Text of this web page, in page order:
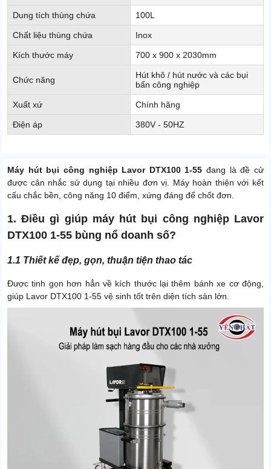
Dung tích thùng chứa 100L
Chất liệu thùng chứa Inox
Kích thước máy 700 x 900 x 2030mm
Chức năng
Hút khô / hút nước và các bụi
bẩn công nghiệp
Xuất xứ Chính hãng
Điện áp 380V - 50HZ
Máy hút bụi công nghiệp Lavor DTX100 1-55đang là đề cử
được cân nhắc sử dụng tại nhiều đơn vị. Máy hoàn thiện với kết
cấu chắc bền, công năng 10 điểm, xứng đáng để chốt đơn.
1. Điều gì giúp máy hút bụi công nghiệp Lavor
DTX100 1-55 bùng nổ doanh số?
1.1 Thiết kế đẹp, gọn, thuận tiện thao tác
Được tinh gọn hơn hẳn về kích thước lại thêm bánh xe cơ động,
giúp Lavor DTX100 1-55 vệ sinh tốt trên diện tích sàn lớn.